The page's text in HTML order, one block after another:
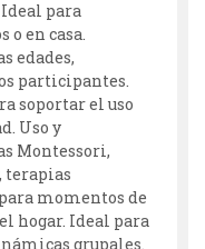
para
en casa.
edades,
participantes.
soportar el uso
Uso y
Montessori,
terapias
momentos de
hogar. Ideal para
grupales.